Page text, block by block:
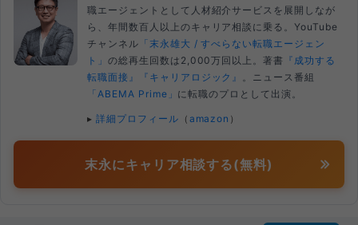
職エージェントとして人材紹介サービスを展開しなが
ら、年間数百人以上のキャリア相談に乗る。YouTube
チャンネル 「末永雄大 / すべらない転職エージェン
ト」 の総再生回数は2,000万回以上。著書 『成功する
転職面接』
『キャリアロジック』
。ニュース番組
「ABEMA Prime」 に転職のプロとして出演。
▸ 詳細プロフィール （ amazon ）
末永にキャリア相談する(無料)